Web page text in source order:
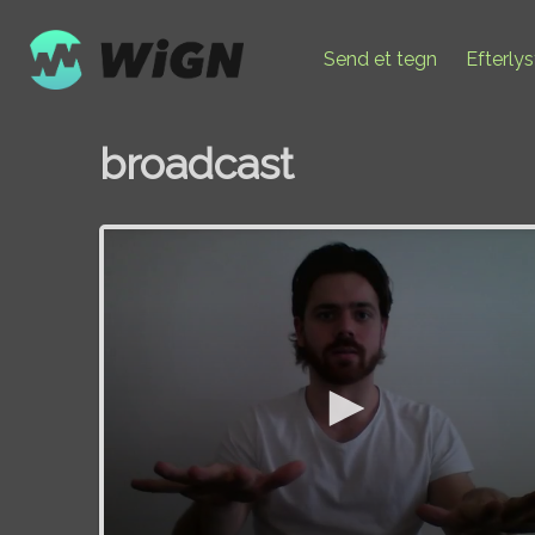
Send et tegn
broadcast